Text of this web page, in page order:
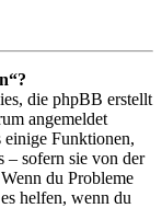
die phpBB erstellt
angemeldet
Funktionen,
– sofern sie von der
du Probleme
helfen, wenn du